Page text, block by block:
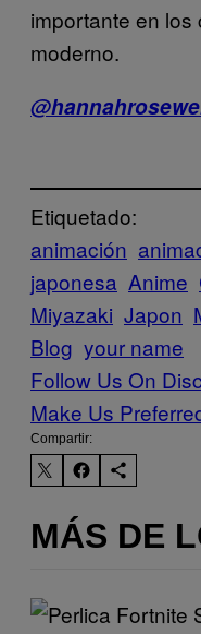
importante en
moderno.
Etiquetado:
animación
japonesa Anime
Miyazaki Japon
Blog your name
Follow Us On
Make Us
Compartir:
MÁS DE